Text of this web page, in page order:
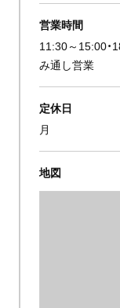
営業時間
11:30～15:00・
み通し営業
定休日
月
地図